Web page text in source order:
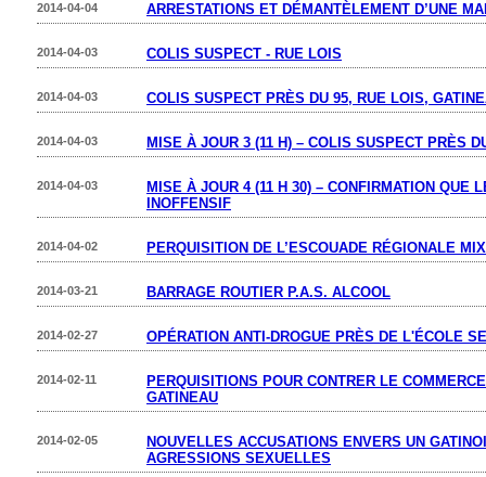
ARRESTATIONS ET DÉMANTÈLEMENT D’UNE
2014-04-04
COLIS SUSPECT - RUE LOIS
2014-04-03
COLIS SUSPECT PRÈS DU 95, RUE LOIS,
2014-04-03
MISE À JOUR 3 (11 H) – COLIS SUSPECT PRÈS
2014-04-03
MISE À JOUR 4 (11 H 30) – CONFIRMATION QUE
INOFFENSIF
2014-04-03
PERQUISITION DE L’ESCOUADE RÉGIONALE
2014-04-02
BARRAGE ROUTIER P.A.S. ALCOOL
2014-03-21
OPÉRATION ANTI-DROGUE PRÈS DE L'ÉCOLE
2014-02-27
PERQUISITIONS POUR CONTRER LE
GATINEAU
2014-02-11
NOUVELLES ACCUSATIONS ENVERS UN
AGRESSIONS SEXUELLES
2014-02-05